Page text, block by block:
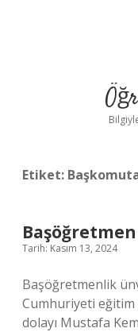
Etiket:
Tarih: Kasım 13, 2024
Başöğretmenlik
Cumhuriyeti eğitim
dolayı Mustafa